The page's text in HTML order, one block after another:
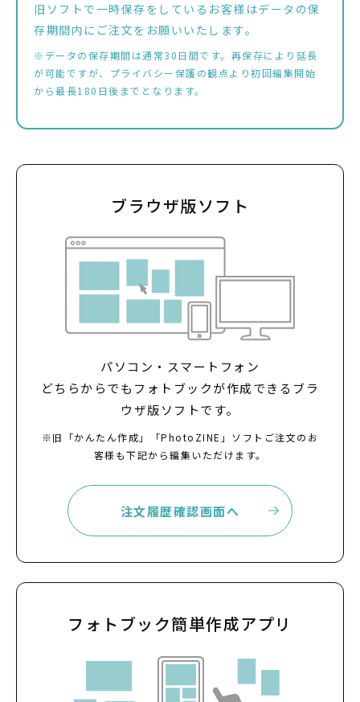
旧ソフトで一時保存をしているお客様はデータの保
存期間内にご注文をお願いいたします。
※データの保存期間は通常30日間です。再保存により延長
が可能ですが、 プライバシー保護の観点より初回編集開始
から最長180日後までとなります。
ブラウザ版ソフト
パソコン・スマートフォン
どちらからでも フォトブックが作成できるブラ
ウザ版ソフトです。
※旧「かんたん作成」「PhotoZINE」ソフトご注文のお
客様も下記から編集いただけます。
注文履歴確認画面へ
フォトブック簡単作成アプリ